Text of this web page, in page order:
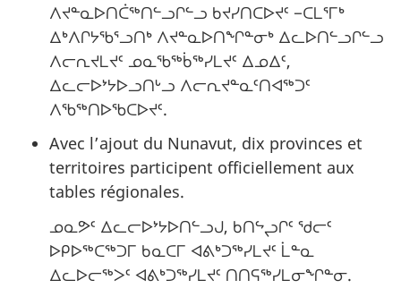
ᐱᔪᓐᓇᐅᑎᑖᖅᑎᓪᓗᒋᓪᓗ ᑲᔪᓯᑎᑕᐅᔪᑦ −ᑕᒪᕐᒥᒃ
ᐃᒃᐱᒋᔭᖃᕐᓗᑎᒃ ᐱᔪᓐᓇᐅᑎᖏᓐᓂᒃ ᐃᓚᐅᑎᓪᓗᒋᓪᓗ
ᐱᓕᕆᔪᒪᔪᑦ ᓄᓇᖃᖅᑳᖅᓯᒪᔪᑦ ᐃᓄᐃᑦ,
ᐃᓚᓕᐅᔾᔭᐅᓗᑎᒡᓗ ᐱᓕᕆᔪᓐᓇᑦᑎᐊᖅᑐᑦ
ᐱᖃᖅᑎᐅᖃᑕᐅᔪᑦ.
Avec l’ajout du Nunavut, dix provinces et
territoires participent officiellement aux
tables régionales.
ᓄᓇᕗᑦ ᐃᓚᓕᐅᔾᔭᐅᑎᓪᓗᒍ, ᑲᑎᖦᖢᒋᑦ ᖁᓕᑦ
ᐅᑭᐅᖅᑕᖅᑐᒥ ᑲᓇᑕᒥ ᐊᕕᒃᑐᖅᓯᒪᔪᑦ ᒫᓐᓇ
ᐃᓚᐅᓕᖅᐳᑦ ᐊᕕᒃᑐᖅᓯᒪᔪᑦ ᑎᑎᕋᖅᓯᒪᓂᖏᓐᓂ.